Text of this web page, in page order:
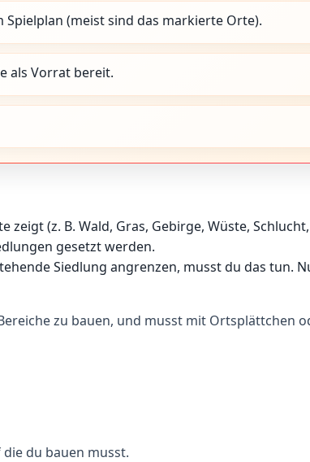
(meist sind das markierte Orte).
als Vorrat bereit.
(z. B. Wald, Gras, Gebirge, Wüste,
gesetzt werden.
Siedlung angrenzen, musst du das tun.
zu bauen, und musst mit Ortsplättchen
du bauen musst.